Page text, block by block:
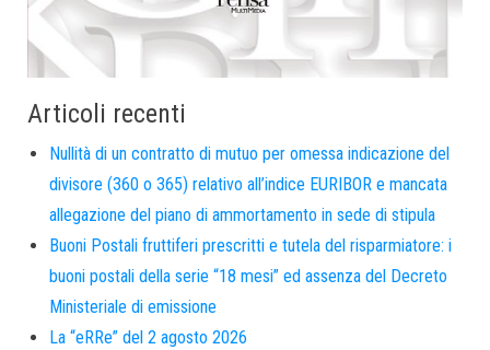
Articoli recenti
Nullità di un contratto di mutuo per omessa indicazione del
divisore (360 o 365) relativo all’indice EURIBOR e mancata
allegazione del piano di ammortamento in sede di stipula
Buoni Postali fruttiferi prescritti e tutela del risparmiatore: i
buoni postali della serie “18 mesi” ed assenza del Decreto
Ministeriale di emissione
La “eRRe” del 2 agosto 2026